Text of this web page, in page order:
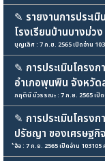
✎ รายงานการประ
โรงเรียนบ้านบางม่ว
บุญเลิศ : 7 ก.ย. 2565 เปิดอ่าน
✎ การประเมินโครง
อำเภอพุนพิน จังหวัด
กฤตินี มีวรรณะ : 7 ก.ย. 2565 เปิด
✎ การประเมินโครง
ปรัชญา ของเศรษฐกิ
อ้อ : 7 ก.ย. 2565 เปิดอ่าน 103105